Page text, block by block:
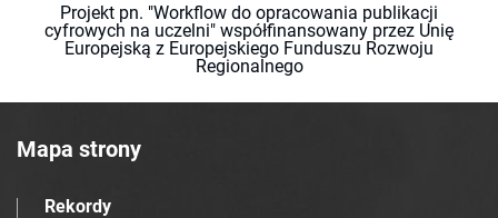
Projekt pn. "Workflow do opracowania publikacji
cyfrowych na uczelni" współfinansowany przez Unię
Europejską z Europejskiego Funduszu Rozwoju
Regionalnego
Mapa strony
Rekordy